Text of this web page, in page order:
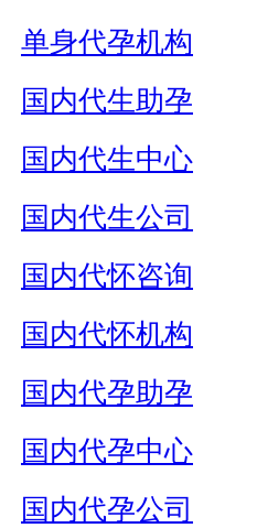
单身代孕机构
国内代生助孕
国内代生中心
国内代生公司
国内代怀咨询
国内代怀机构
国内代孕助孕
国内代孕中心
国内代孕公司